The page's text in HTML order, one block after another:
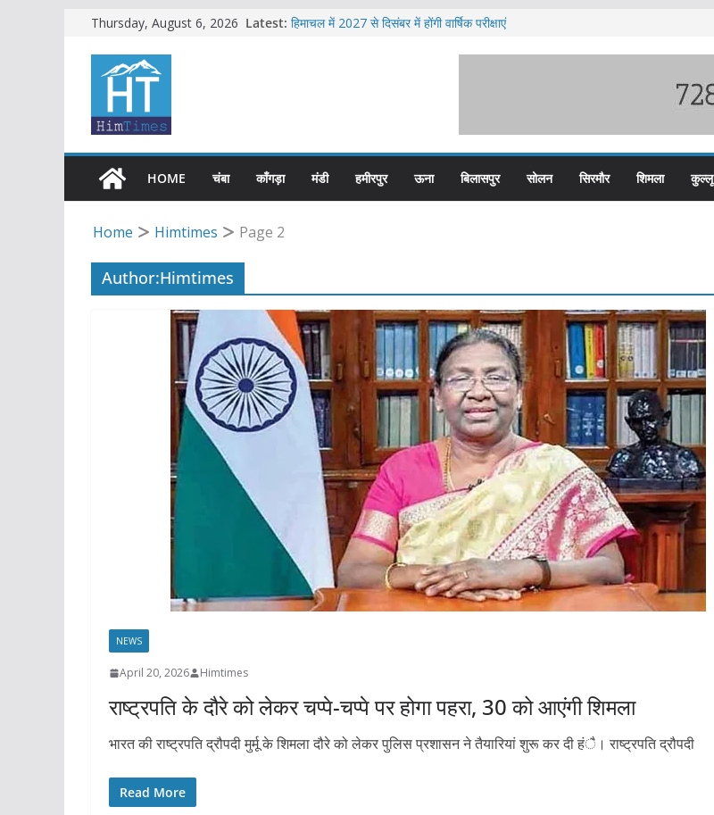
content
Thursday, August 6, 2026 Latest: हिमाचल में 2027 से दिसंबर में होंगी वार्षिक परीक्षाएं
शिमला में भाजपा का जोरदार विरोध प्रदर्शन
HOME चंबा काँगड़ा मंडी हमीरपुर ऊना बिलासपुर सोलन सिरमौर शिमला कुल्लू
Home Himtimes Page 2
Author:Himtimes
NEWS
April 20, 2026 Himtimes
राष्ट्रपति के दौरे को लेकर चप्पे-चप्पे पर होगा पहरा, 30 को आएंगी शिमला
भारत की राष्ट्रपति द्रौपदी मुर्मू के शिमला दौरे को लेकर पुलिस प्रशासन ने तैयारियां शुरू कर दी हंै। राष्ट्रपति द्रौपदी
Read More